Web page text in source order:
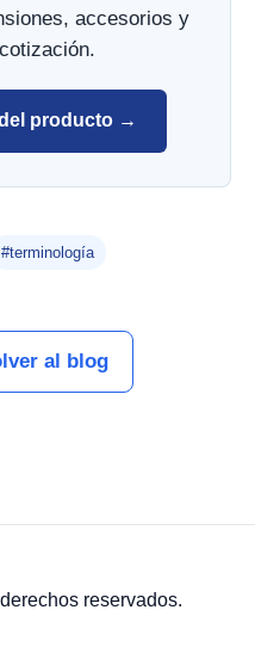
accesorios y
producto →
#terminología
al blog
reservados.